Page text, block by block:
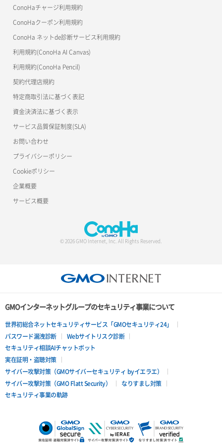
美雲このは徹底ガイド
ConoHaチャージ利用規約
ConoHaクーポン利用規約
ConoHa ネットde診断サービス利用規約
利用規約(ConoHa AI Canvas)
利用規約(ConoHa Pencil)
契約代理店規約
特定商取引法に基づく表記
資金決済法に基づく表示
サービス品質保証制度(SLA)
お問い合わせ
プライバシーポリシー
Cookieポリシー
企業概要
サービス概要
© 2026 GMO Internet, Inc. All Rights Reserved.
GMOインターネットグループのセキュリティ事業について
世界初総合ネットセキュリティサービス「GMOセキュリティ24」
パスワード漏洩診断
Webサイトリスク診断
セキュリティ相談AIチャットボット
実在証明・盗聴対策
サイバー攻撃対策（GMOサイバーセキュリティ byイエラエ）
サイバー攻撃対策（GMO Flatt Security）
なりすまし対策
セキュリティ事業の軌跡